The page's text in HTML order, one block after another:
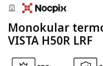
Monokular
VISTA H50R LRF